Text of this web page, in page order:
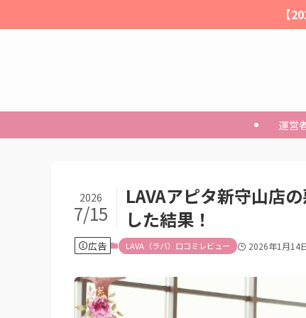
【
運営
LAVAアピタ新守山店
した結果！
2026
7/15
広告 LAVA（ラバ）口コミレビュー 2026年1月14